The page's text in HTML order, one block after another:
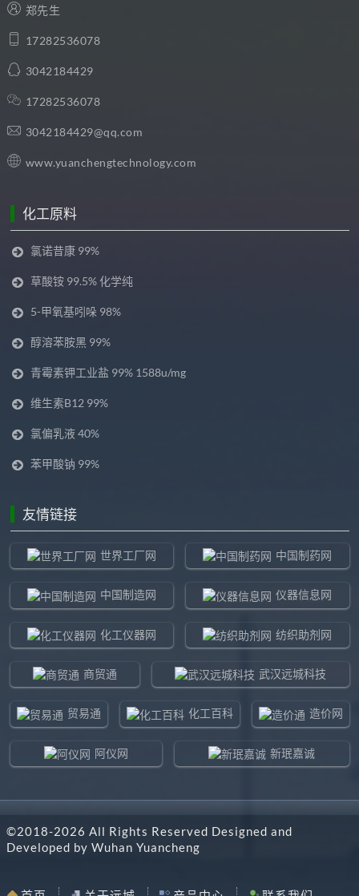
郑先生
17282536078
3042184429
17282536078
3042184429@qq.com
www.yuanchengtechnology.com
化工原料
氯诺昔康 99%
草酸铵 99.5% 化学纯
5-甲氧基吲哚 98%
醇溶苯胺黑 99%
青霉素钾工业盐 99% 1588u/mg
维生素B12 99%
氯偏乳液 40%
苯甲酸钠 99%
友情链接
世界工厂网 中国制药网
中国制造网 仪器信息网
化工仪器网 纺织助剂网
商贸通 武汉远城科技
贸易通 化工百科 造价网
阿仪网 新珉嘉诚
东北制造网 药智通
©2018-2026 All Rights Reserved Designed and
Developed by Wuhan Yuancheng